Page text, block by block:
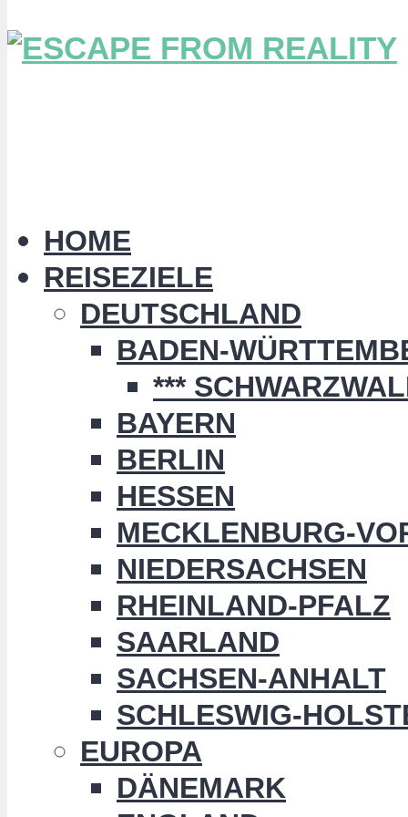
HOME
REISEZIELE
DEUTSCHLAND
BADEN-
***
BAYERN
BERLIN
HESSEN
MECKLENBURG-
NIEDERSACHSEN
RHEINLAND-PFALZ
SAARLAND
SACHSEN-ANHALT
SCHLESWIG-
EUROPA
DÄNEMARK